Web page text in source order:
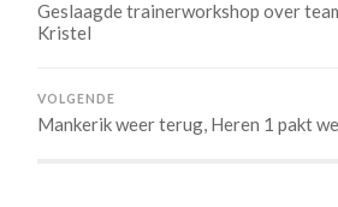
Geslaagde trainerworkshop over
Kristel
VOLGENDE
Mankerik weer terug, Heren 1 pakt